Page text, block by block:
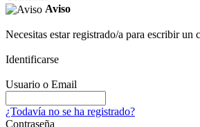
Aviso
Necesitas estar registrado/a para escribir un
Identificarse
Usuario o Email
¿Todavía no se ha registrado?
Contraseña